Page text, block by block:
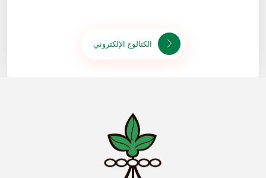
الكتالوج الإلكتروني